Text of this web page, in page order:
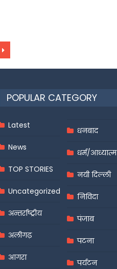
POPULAR CATEGORY
Latest
News
TOP STORIES
Uncategorized
अन्तर्राष्ट्रीय
अलीगढ़
आगरा
धनबाद
धर्म/आध्यात्म
नयी दिल्ली
निविदा
पंजाब
पटना
पर्यटन